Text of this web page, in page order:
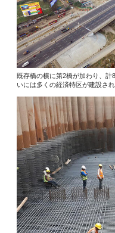
既存橋の横に第2橋が加わり、
いには多くの経済特区が建設さ